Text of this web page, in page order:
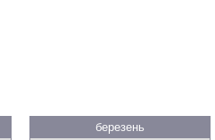
березень